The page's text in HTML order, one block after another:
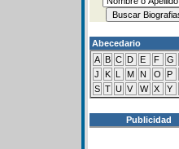
Abecedario
A B C D E F G
J
K L M N O P
S T U V W X Y
Publicidad